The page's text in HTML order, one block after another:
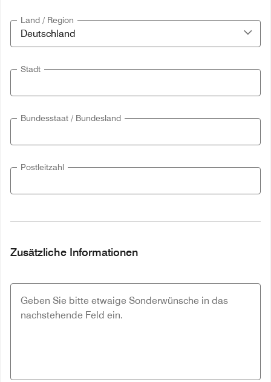
Land / Region
Stadt
Bundesstaat / Bundesland
Postleitzahl
Zusätzliche Informationen